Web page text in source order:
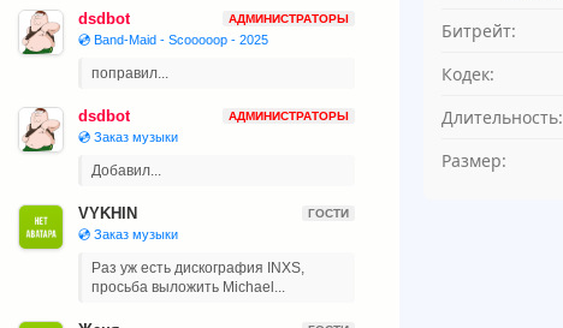
Битрейт:
Кодек:
Длительность:
Размер:
dsdbot АДМИНИСТРАТОРЫ
💿 Band-Maid - Scooooop - 2025
поправил...
dsdbot АДМИНИСТРАТОРЫ
💿 Заказ музыки
Добавил...
VYKHIN ГОСТИ
💿 Заказ музыки
Раз уж есть дискография INXS,
просьба выложить Michael...